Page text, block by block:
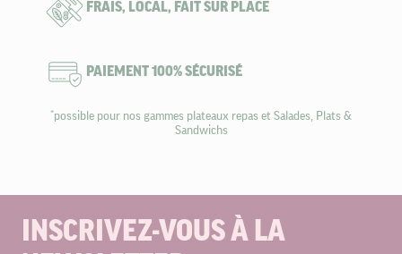
FRAIS, LOCAL, FAIT SUR PLACE
PAIEMENT 100% SÉCURISÉ
*possible pour nos gammes plateaux repas et Salades, Plats &
Sandwichs
INSCRIVEZ-VOUS À LA